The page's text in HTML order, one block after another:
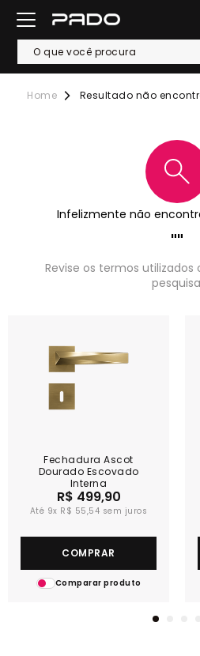
Resultado não
Infelizmente não
Revise os termos
Fechadura Ascot
Dourado Escovado
Interna
R$ 499,90
9x R$ 55,54
COMPRAR
Comparar produto